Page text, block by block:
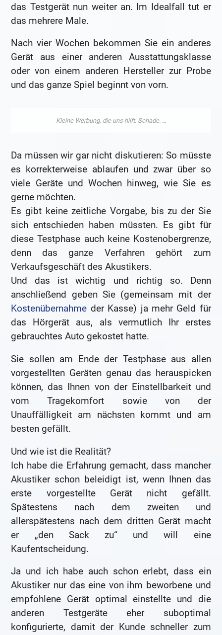
das Testgerät nun weiter an. Im Idealfall tut er
das mehrere Male.
Nach vier Wochen bekommen Sie ein anderes
Gerät aus einer anderen Ausstattungsklasse
oder von einem anderen Hersteller zur Probe
und das ganze Spiel beginnt von vorn.
Da müssen wir gar nicht diskutieren: So müsste
es korrekterweise ablaufen und zwar über so
viele Geräte und Wochen hinweg, wie Sie es
gerne möchten.
Es gibt keine zeitliche Vorgabe, bis zu der Sie
sich entschieden haben müssten. Es gibt für
diese Testphase auch keine Kostenobergrenze,
denn das ganze Verfahren gehört zum
Verkaufsgeschäft des Akustikers.
Und das ist wichtig und richtig so. Denn
anschließend geben Sie (gemeinsam mit der
Kostenübernahme der Kasse) ja mehr Geld für
das Hörgerät aus, als vermutlich Ihr erstes
gebrauchtes Auto gekostet hatte.
Sie sollen am Ende der Testphase aus allen
vorgestellten Geräten genau das herauspicken
können, das Ihnen von der Einstellbarkeit und
vom Tragekomfort sowie von der
Unauffälligkeit am nächsten kommt und am
besten gefällt.
Und wie ist die Realität?
Ich habe die Erfahrung gemacht, dass mancher
Akustiker schon beleidigt ist, wenn Ihnen das
erste vorgestellte Gerät nicht gefällt.
Spätestens nach dem zweiten und
allerspätestens nach dem dritten Gerät macht
er „den Sack zu“ und will eine
Kaufentscheidung.
Ja und ich habe auch schon erlebt, dass ein
Akustiker nur das eine von ihm beworbene und
empfohlene Gerät optimal einstellte und die
anderen Testgeräte eher suboptimal
konfigurierte, damit der Kunde schneller zum